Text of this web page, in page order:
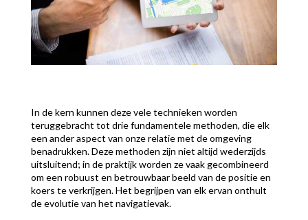
In de kern kunnen deze vele technieken worden
teruggebracht tot drie fundamentele methoden, die elk
een ander aspect van onze relatie met de omgeving
benadrukken. Deze methoden zijn niet altijd wederzijds
uitsluitend; in de praktijk worden ze vaak gecombineerd
om een robuust en betrouwbaar beeld van de positie en
koers te verkrijgen. Het begrijpen van elk ervan onthult
de evolutie van het navigatievak.